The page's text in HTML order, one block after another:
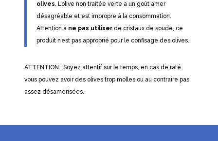
olives. L’olive non traitée verte a un goût amer
désagréable et est impropre à la consommation.
Attention à ne pas utiliserde cristaux de soude, ce
produit n’est pas approprié pour le confisage des olives.
ATTENTION : Soyez attentif sur le temps, en cas de raté
vous pouvez avoir des olives trop molles ou au contraire pas
assez désamérisées.